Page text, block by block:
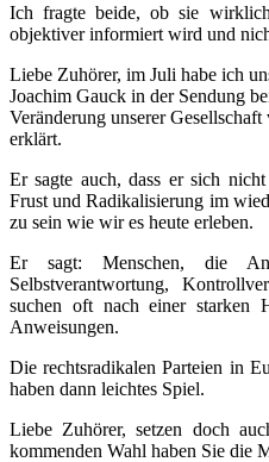
Ich fragte beide, ob sie
objektiver informiert wird und
Liebe Zuhörer, im Juli habe ich
Joachim Gauck in der Sendung
Veränderung unserer
erklärt.
Er sagte auch, dass er sich
Frust und Radikalisierung im
zu sein wie wir es heute erleben.
Er sagt: Menschen, die
Selbstverantwortung,
suchen oft nach einer starken
Anweisungen.
Die rechtsradikalen Parteien in
haben dann leichtes Spiel.
Liebe Zuhörer, setzen doch
kommenden Wahl haben Sie die